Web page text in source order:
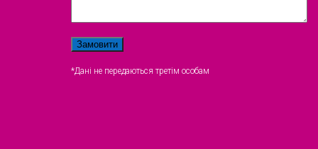
*Дані не передаються третім особам